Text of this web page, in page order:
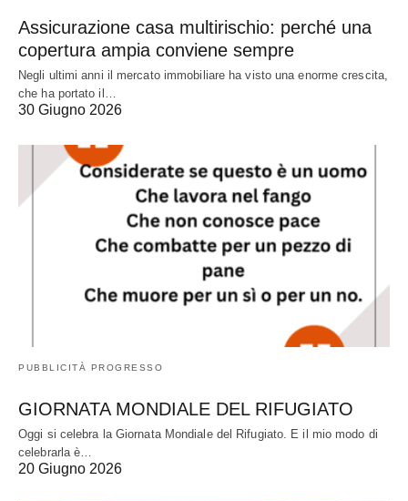
Assicurazione casa multirischio: perché una
copertura ampia conviene sempre
Negli ultimi anni il mercato immobiliare ha visto una enorme crescita,
che ha portato il…
30 Giugno 2026
PUBBLICITÀ PROGRESSO
GIORNATA MONDIALE DEL RIFUGIATO
Oggi si celebra la Giornata Mondiale del Rifugiato. E il mio modo di
celebrarla è…
20 Giugno 2026